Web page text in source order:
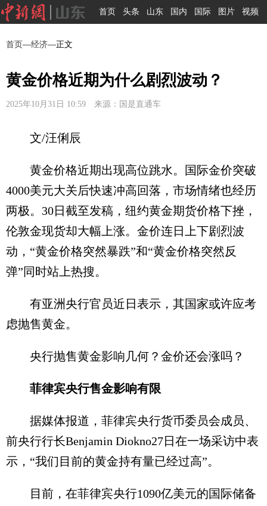
首页 头条 山东 国内 国际 图片 视频
首页—经济—正文
黄金价格近期为什么剧烈波动？
2025年10月31日 10:59 来源：国是直通车
文/汪俐辰
黄金价格近期出现高位跳水。国际金价突破
4000美元大关后快速冲高回落，市场情绪也经历
两极。30日截至发稿，纽约黄金期货价格下挫，
伦敦金现货却大幅上涨。金价连日上下剧烈波
动，“黄金价格突然暴跌”和“黄金价格突然反
弹”同时站上热搜。
有亚洲央行官员近日表示，其国家或许应考
虑抛售黄金。
央行抛售黄金影响几何？金价还会涨吗？
菲律宾央行售金影响有限
据媒体报道，菲律宾央行货币委员会成员、
前央行行长Benjamin Diokno27日在一场采访中表
示，“我们目前的黄金持有量已经过高”。
目前，在菲律宾央行1090亿美元的国际储备